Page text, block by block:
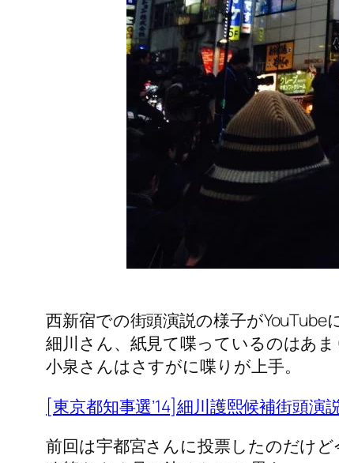
西新宿での街頭演説の様子が
細川さん、紙見て喋っているのはあま
小泉さんはさすがに喋りが上手。
[東京都知事選’14]細川護熙候補街頭演
前回は宇都宮さんに投票したのだけ